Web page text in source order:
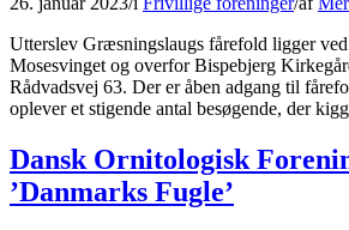
Utterslev Græsningslaugs fårefold ligger
Mosesvinget og overfor Bispebjerg
Rådvadsvej 63. Der er åben adgang til
oplever et stigende antal besøgende, der
Dansk Ornitologisk
’Danmarks Fugle’